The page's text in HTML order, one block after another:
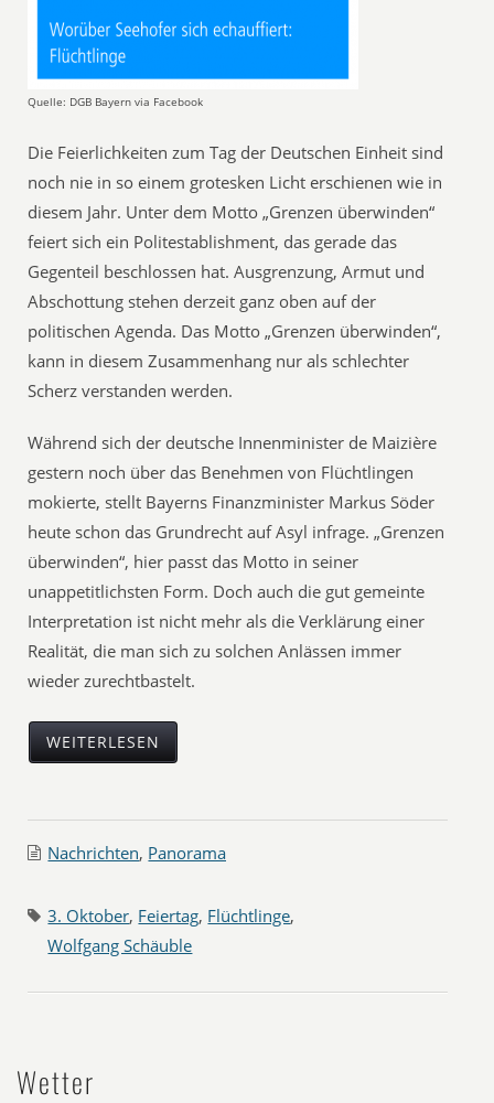
Quelle: DGB Bayern via Facebook
Die Feierlichkeiten zum Tag der Deutschen Einheit sind
noch nie in so einem grotesken Licht erschienen wie in
diesem Jahr. Unter dem Motto „Grenzen überwinden“
feiert sich ein Politestablishment, das gerade das
Gegenteil beschlossen hat. Ausgrenzung, Armut und
Abschottung stehen derzeit ganz oben auf der
politischen Agenda. Das Motto „Grenzen überwinden“,
kann in diesem Zusammenhang nur als schlechter
Scherz verstanden werden.
Während sich der deutsche Innenminister de Maizière
gestern noch über das Benehmen von Flüchtlingen
mokierte, stellt Bayerns Finanzminister Markus Söder
heute schon das Grundrecht auf Asyl infrage. „Grenzen
überwinden“, hier passt das Motto in seiner
unappetitlichsten Form. Doch auch die gut gemeinte
Interpretation ist nicht mehr als die Verklärung einer
Realität, die man sich zu solchen Anlässen immer
wieder zurechtbastelt.
WEITERLESEN
Nachrichten, Panorama
3. Oktober, Feiertag, Flüchtlinge,
Wolfgang Schäuble
Wetter